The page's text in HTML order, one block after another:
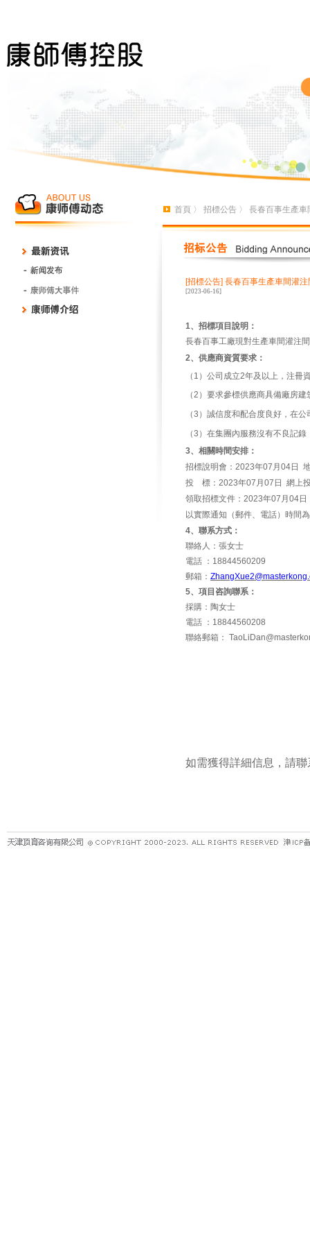
首頁 〉 招標公告 〉 長春百事生產
[招標公告] 長春百事生產車間灌
[2023-06-16]
1、招標項目說明：
長春百事工廠現對生產車間灌注
2、供應商資質要求：
（1）公司成立2年及以上，注冊
（2）要求參標供應商具備廠房
（3）誠信度和配合度良好，在
（3）在集團內服務沒有不良記
3、相關時間安排：
招標說明會：2023年07月04日
投 標：2023年07月07日 網上
領取招標文件：2023年07月04
以實際通知（郵件、電話）時間
4、聯系方式：
聯絡人：張女士
電話 ：18844560209
郵箱：
5、項目咨詢聯系：
採購：陶女士
電話 ：18844560208
聯絡郵箱：
如需獲得詳細信息，請聯